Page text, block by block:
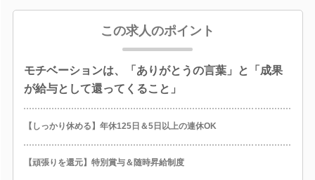
この求人のポイント
モチベーションは、「ありがとうの言葉」と「成果
が給与として還ってくること」
【しっかり休める】年休125日＆5日以上の連休OK
【頑張りを還元】特別賞与＆随時昇給制度